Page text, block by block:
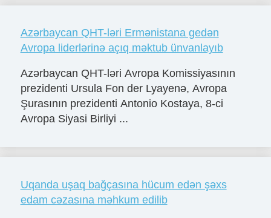
Azərbaycan QHT-ləri Ermənistana gedən
Avropa liderlərinə açıq məktub ünvanlayıb
Azərbaycan QHT-ləri Avropa Komissiyasının
prezidenti Ursula Fon der Lyayenə, Avropa
Şurasının prezidenti Antonio Kostaya, 8-ci
Avropa Siyasi Birliyi ...
Uqanda uşaq bağçasına hücum edən şəxs
edam cəzasına məhkum edilib